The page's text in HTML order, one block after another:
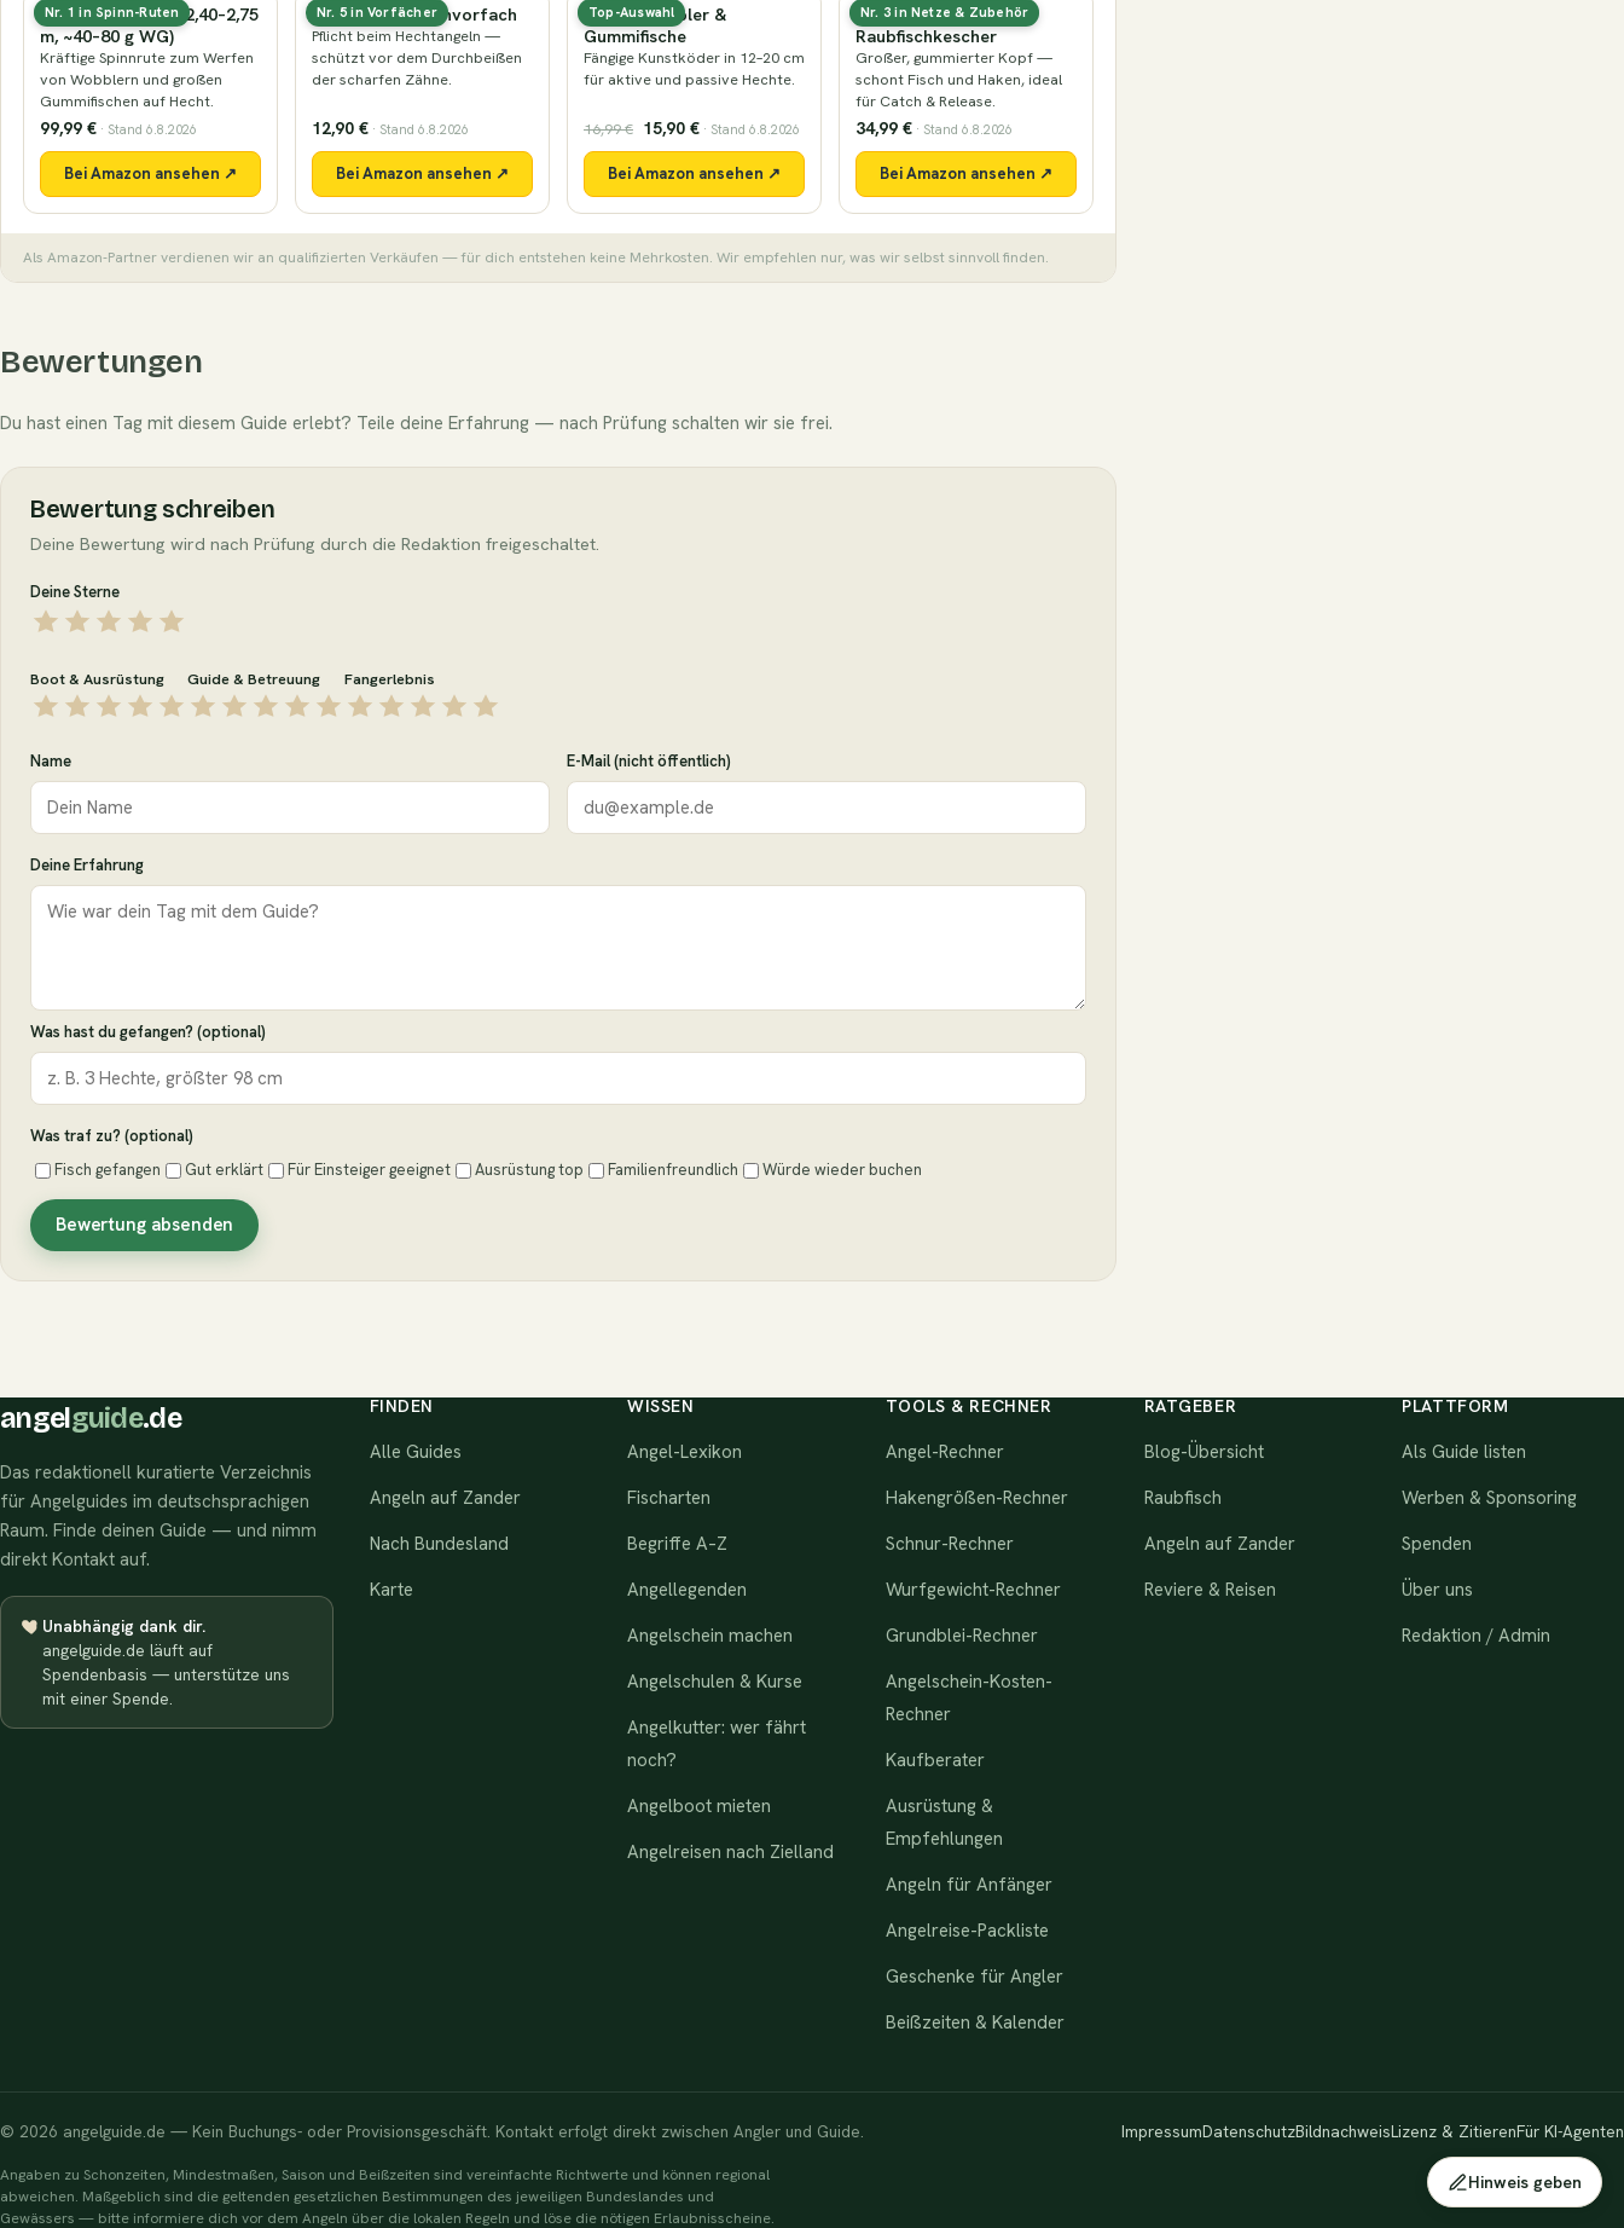
Nr. 1 in Spinn-Ruten
Hecht-Spinnrute (2,40–2,75
m, ~40–80 g WG)
Kräftige Spinnrute zum Werfen
von Wobblern und großen
Gummifischen auf Hecht.
99,99 € · Stand 6.8.2026
Bei Amazon ansehen ↗
Nr. 5 in Vorfächer
Stahl- oder Titanvorfach
Pflicht beim Hechtangeln —
schützt vor dem Durchbeißen
der scharfen Zähne.
12,90 € · Stand 6.8.2026
Bei Amazon ansehen ↗
Top-Auswahl
Hecht-Wobbler &
Gummifische
Fängige Kunstköder in 12–20 cm
für aktive und passive Hechte.
16,99 € 15,90 € · Stand 6.8.2026
Bei Amazon ansehen ↗
Nr. 3 in Netze & Zubehör
Gummierter
Raubfischkescher
Großer, gummierter Kopf —
schont Fisch und Haken, ideal
für Catch & Release.
34,99 € · Stand 6.8.2026
Bei Amazon ansehen ↗
Als Amazon-Partner verdienen wir an qualifizierten Verkäufen — für dich entstehen keine Mehrkosten. Wir empfehlen nur, was wir selbst sinnvoll finden.
Bewertungen
Du hast einen Tag mit diesem Guide erlebt? Teile deine Erfahrung — nach Prüfung schalten wir sie frei.
Bewertung schreiben
Deine Bewertung wird nach Prüfung durch die Redaktion freigeschaltet.
Deine Sterne
Boot & Ausrüstung Guide & Betreuung Fangerlebnis
Name E-Mail (nicht öffentlich)
Deine Erfahrung
Was hast du gefangen? (optional)
Was traf zu? (optional)
Fisch gefangen
Gut erklärt Für Einsteiger geeignet Ausrüstung top Familienfreundlich Würde wieder buchen
Bewertung absenden
angel guide.de
Das redaktionell kuratierte Verzeichnis
für Angelguides im deutschsprachigen
Raum. Finde deinen Guide — und nimm
direkt Kontakt auf.
Unabhängig dank dir.
angelguide.de läuft auf
Spendenbasis — unterstütze uns
mit einer Spende.
FINDEN
Alle Guides
Angeln auf Zander
Nach Bundesland
Karte
WISSEN
Angel-Lexikon
Fischarten
Begriffe A–Z
Angellegenden
Angelschein machen
Angelschulen & Kurse
Angelkutter: wer fährt
noch?
Angelboot mieten
Angelreisen nach Zielland
TOOLS & RECHNER
Angel-Rechner
Hakengrößen-Rechner
Schnur-Rechner
Wurfgewicht-Rechner
Grundblei-Rechner
Angelschein-Kosten-
Rechner
Kaufberater
Ausrüstung &
Empfehlungen
Angeln für Anfänger
Angelreise-Packliste
Geschenke für Angler
Beißzeiten & Kalender
RATGEBER
Blog-Übersicht
Raubfisch
Angeln auf Zander
Reviere & Reisen
PLATTFORM
Als Guide listen
Werben & Sponsoring
Spenden
Über uns
Redaktion / Admin
© 2026 angelguide.de — Kein Buchungs- oder Provisionsgeschäft. Kontakt erfolgt direkt zwischen Angler und Guide. ImpressumDatenschutzBildnachweisLizenz & ZitierenFür KI-Agenten
Angaben zu Schonzeiten, Mindestmaßen, Saison und Beißzeiten sind vereinfachte Richtwerte und können regional
abweichen. Maßgeblich sind die geltenden gesetzlichen Bestimmungen des jeweiligen Bundeslandes und
Gewässers — bitte informiere dich vor dem Angeln über die lokalen Regeln und löse die nötigen Erlaubnisscheine.
Hinweis geben